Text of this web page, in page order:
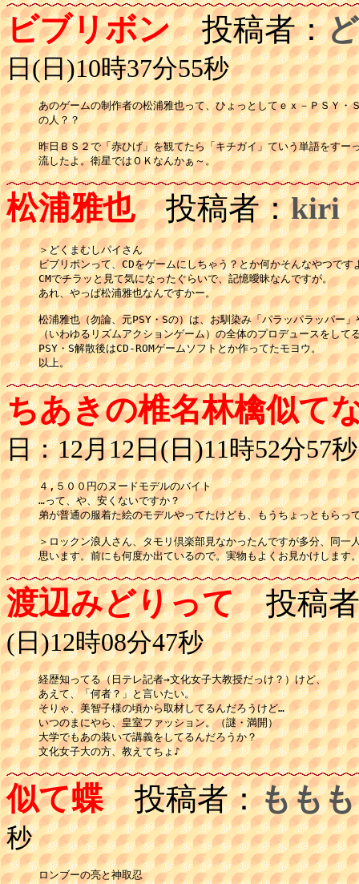
ビブリボン投稿者：
日(日)10時37分55秒
あのゲームの制作者の松浦雅也って、ひょっとしてｅｘ－ＰＳＹ・
の人？？
昨日ＢＳ２で「赤ひげ」を観てたら「キチガイ」ていう単語をすー
流したよ。衛星ではＯＫなんかぁ～。
松浦雅也投稿者：kiri
＞どくまむしパイさん
ビブリボンって、CDをゲームにしちゃう？とか何かそんなやつです
CMでチラッと見て気になったぐらいで、記憶曖昧なんですが。
あれ、やっぱ松浦雅也なんですかー。
松浦雅也（勿論、元PSY・Sの）は、お馴染み「パラッパラッパー
（いわゆるリズムアクションゲーム）の全体のプロデュースをして
PSY・S解散後はCD-ROMゲームソフトとか作ってたモヨウ。
以上。
ちあきの椎名林檎似て
日：12月12日(日)11時52分57秒
４,５００円のヌードモデルのバイト
…って、や、安くないですか？
弟が普通の服着た絵のモデルやってたけども、もうちょっともらっ
＞ロックン浪人さん、タモリ倶楽部見なかったんですが多分、同一
思います。前にも何度か出ているので。実物もよくお見かけします
渡辺みどりって投稿
(日)12時08分47秒
経歴知ってる（日テレ記者→文化女子大教授だっけ？）けど、
あえて、「何者？」と言いたい。
そりゃ、美智子様の頃から取材してるんだろうけど…
いつのまにやら、皇室ファッション。（謎・満開）
大学でもあの装いで講義をしてるんだろうか？
文化女子大の方、教えてちょ♪
似て蝶投稿者：ももも
秒
ロンブーの亮と神取忍